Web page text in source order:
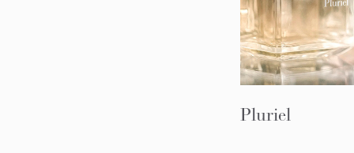
Pluriel